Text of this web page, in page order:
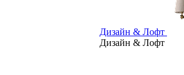
Дизайн & Лофт
Дизайн & Лофт